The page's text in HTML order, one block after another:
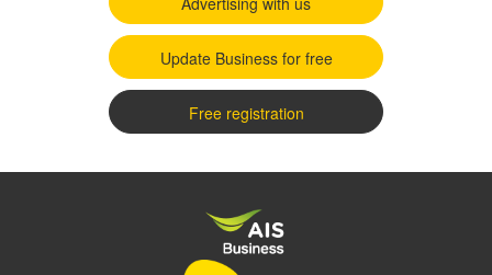
Update Business for free
Free registration